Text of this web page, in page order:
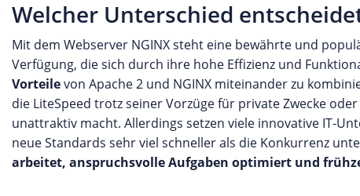
Welcher Unterschied
Mit dem Webserver NGINX steht eine bewährte und
Verfügung, die sich durch ihre hohe Effizienz und
Vorteilevon Apache 2 und NGINX miteinander zu
die LiteSpeed trotz seiner Vorzüge für private Zwecke
unattraktiv macht. Allerdings setzen viele innovative IT-
neue Standards sehr viel schneller als die Konkurrenz
arbeitet, anspruchsvolle Aufgaben optimiert und